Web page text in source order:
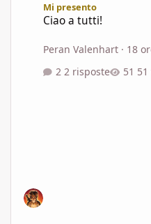
Mi presento
Ciao a tutti!
Peran Valenhart · 18
2 risposte